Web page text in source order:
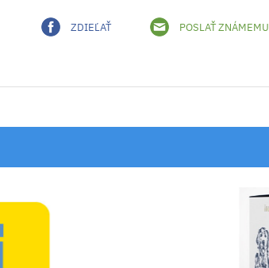
ZDIEĽAŤ POSLAŤ ZNÁMEMU